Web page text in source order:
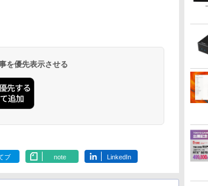
を優先表示させる
ブ note LinkedIn